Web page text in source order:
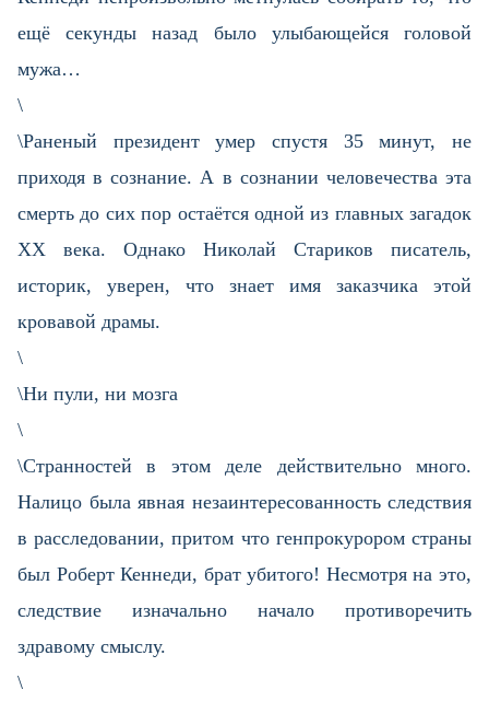
ещё секунды назад было улыбающейся головой
мужа…
\
\Раненый президент умер спустя 35 минут, не
приходя в сознание. А в сознании человечества эта
смерть до сих пор остаётся одной из главных загадок
ХХ века. Однако Николай Стариков писатель,
историк, уверен, что знает имя заказчика этой
кровавой драмы.
\
\Ни пули, ни мозга
\
\Странностей в этом деле действительно много.
Налицо была явная незаинтересованность следствия
в расследовании, притом что генпрокурором страны
был Роберт Кеннеди, брат убитого! Несмотря на это,
следствие изначально начало противоречить
здравому смыслу.
\